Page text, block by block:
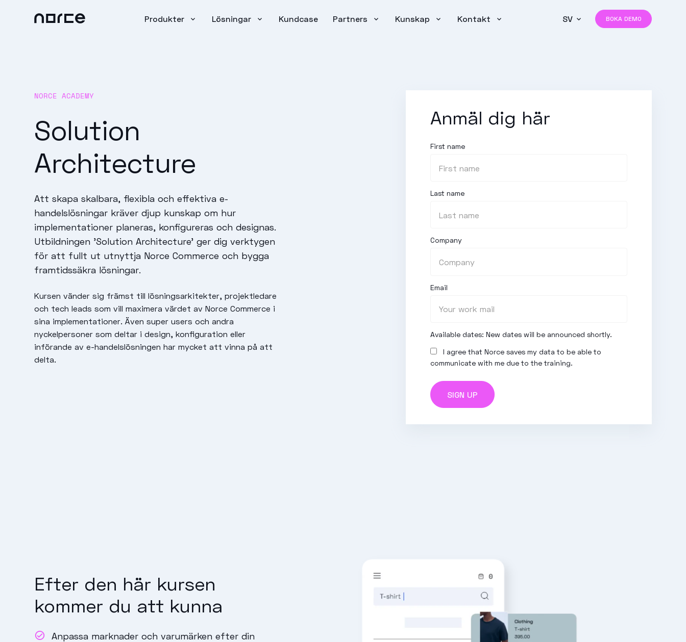
Produkter Lösningar Kundcase Partners Kunskap Kontakt SV BOKA DEMO
NORCE ACADEMY
Solution
Architecture
Att skapa skalbara, flexibla och effektiva e-
handelslösningar kräver djup kunskap om hur
implementationer planeras, konfigureras och designas.
Utbildningen 'Solution Architecture' ger dig verktygen
för att fullt ut utnyttja Norce Commerce och bygga
framtidssäkra lösningar.
Kursen vänder sig främst till lösningsarkitekter, projektledare
och tech leads som vill maximera värdet av Norce Commerce i
sina implementationer. Även super users och andra
nyckelpersoner som deltar i design, konfiguration eller
införande av e-handelslösningen har mycket att vinna på att
delta.
Anmäl dig här
First name
Last name
Company
Email
Available dates: New dates will be announced shortly.
I agree that Norce saves my data to be able to
communicate with me due to the training.
Efter den här kursen
kommer du att kunna
Anpassa marknader och varumärken efter din